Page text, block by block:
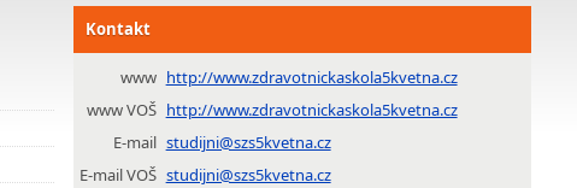
Kontakt
www http://www.zdravotnickaskola5kvetna.cz
www VOŠ http://www.zdravotnickaskola5kvetna.cz
E-mail studijni@szs5kvetna.cz
E-mail VOŠ studijni@szs5kvetna.cz